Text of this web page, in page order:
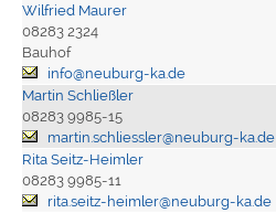
Wilfried Maurer
08283 2324
Bauhof
info@neuburg-ka.de
Martin Schließler
08283 9985-15
martin.schliessler@neuburg-ka.de
Rita Seitz-Heimler
08283 9985-11
rita.seitz-heimler@neuburg-ka.de